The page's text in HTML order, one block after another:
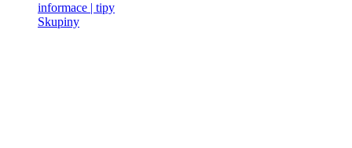
informace | tipy
Skupiny